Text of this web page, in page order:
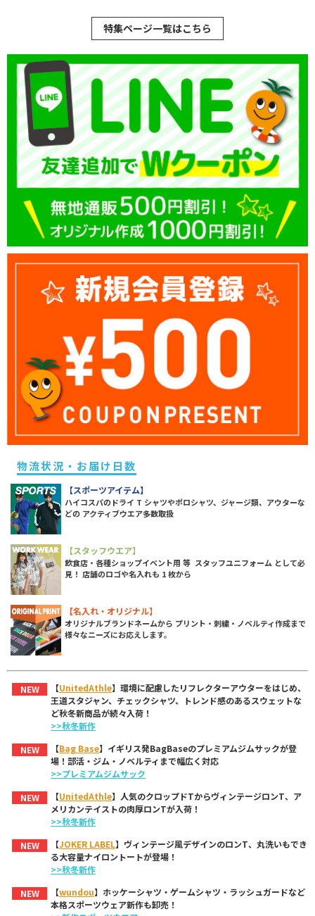
特集ページ一覧はこちら
物流状況・お届け日数
【スポーツアイテム】
ハイコスパのドライ T シャツやポロシャツ、ジャージ類、アウターな
どの アクティブウエア多数取扱
【スタッフウエア】
飲食店・各種ショップイベント用 等 スタッフユニフォーム として必
見！ 店舗のロゴや名入れも 1 枚から
【名入れ・オリジナル】
オリジナルブランドネームから プリント・刺繍・ノベルティ作成まで
様々なニーズにお応えします。
NEW 【UnitedAthle】環境に配慮したリフレクターアウターをはじめ、
王道スタジャン、チェックシャツ、トレンド感のあるスウェットな
ど秋冬新商品が続々入荷！
>>秋冬新作
NEW
【Bag Base】イギリス発BagBaseのプレミアムジムサックが登
場！部活・ジム・ノベルティまで幅広く対応
>>プレミアムジムサック
NEW
【UnitedAthle】人気のクロップドTからヴィンテージロンT、ア
メリカンテイストの肉厚ロンTが入荷！
>>秋冬新作
NEW
【JOKER LABEL】ヴィンテージ風デザインのロンT、丸洗いもでき
る大容量ナイロントートが登場！
>>秋冬新作
NEW
【wundou】ホッケーシャツ・ゲームシャツ・ラッシュガードなど
本格スポーツウェア新作も卸売！